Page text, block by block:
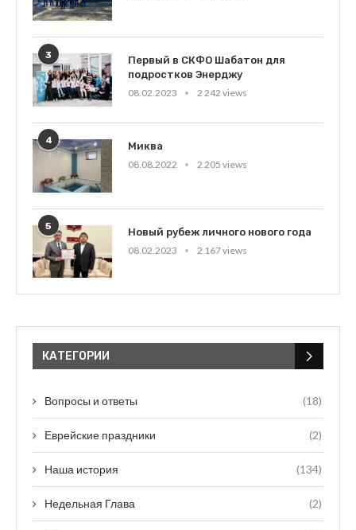
3
Первый в СКФО Шабатон для
подростков Энерджу
08.02.2023
2 242 views
4
Миква
08.08.2022
2 205 views
5
Новый рубеж личного нового года
08.02.2023
2 167 views
КАТЕГОРИИ
Вопросы и ответы (18)
Еврейские праздники (2)
Наша история (134)
Недельная Глава (2)